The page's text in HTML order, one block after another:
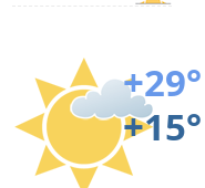
+29°
+15°